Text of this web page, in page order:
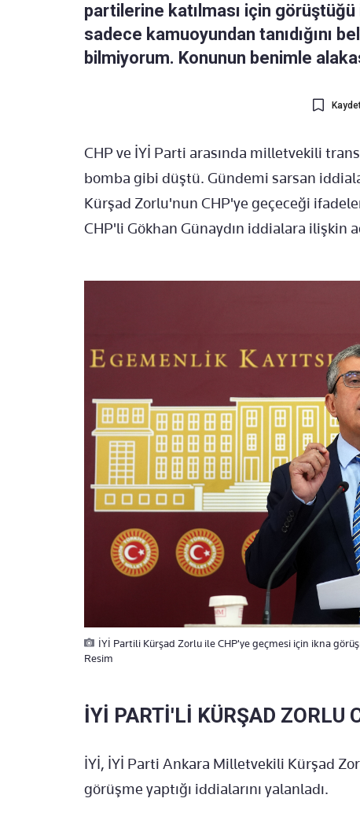
partilerine katılması için görüştüğü
sadece kamuoyundan tanıdığını
bilmiyorum. Konunun benimle
CHP ve İYİ Parti arasında milletvekili
bomba gibi düştü. Gündemi sarsan
Kürşad Zorlu'nun CHP'ye geçeceği
CHP'li Gökhan Günaydın iddialara ilişkin
İYİ Partili Kürşad Zorlu ile CHP'ye geçmesi için ikna
Resim
İYİ PARTİ'Lİ KÜRŞAD ZORLU
İYİ, İYİ Parti Ankara Milletvekili Kürşad
görüşme yaptığı iddialarını yalanladı.